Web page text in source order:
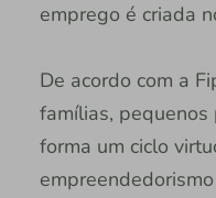
emprego é criada
De acordo com a
famílias,
forma um ciclo